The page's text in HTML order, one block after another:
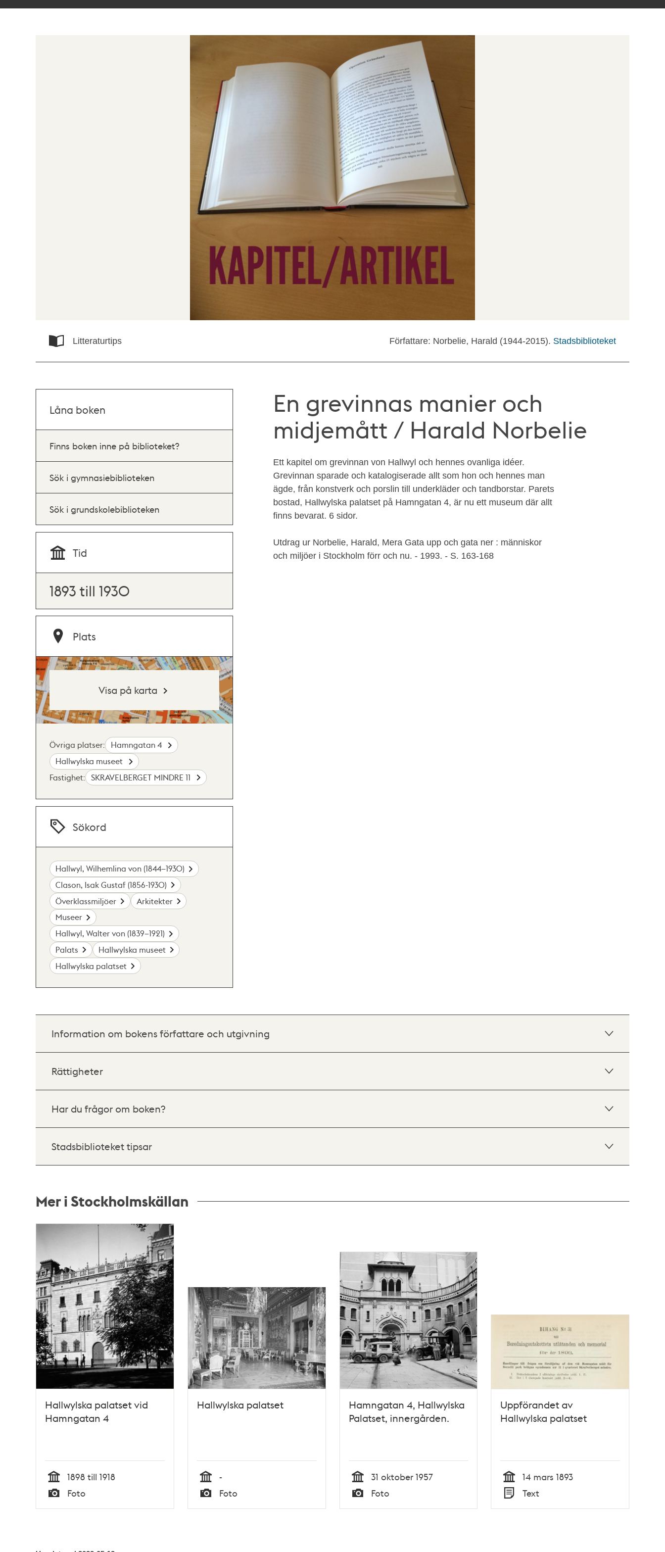
Litteraturtips Författare: Norbelie, Harald (1944-2015). Stadsbiblioteket
En grevinnas manier och
midjemått / Harald Norbelie
Ett kapitel om grevinnan von Hallwyl och hennes ovanliga idéer.
Grevinnan sparade och katalogiserade allt som hon och hennes man
ägde, från konstverk och porslin till underkläder och tandborstar. Parets
bostad, Hallwylska palatset på Hamngatan 4, är nu ett museum där allt
finns bevarat. 6 sidor.
Utdrag ur Norbelie, Harald, Mera Gata upp och gata ner : människor
och miljöer i Stockholm förr och nu. - 1993. - S. 163-168
Låna boken
Finns boken inne på biblioteket?
Sök i gymnasiebiblioteken
Sök i grundskolebiblioteken
Tid
1893 till 1930
Plats
Visa på karta
Övriga platser:
Hamngatan 4
Hallwylska museet
Fastighet:
SKRAVELBERGET MINDRE 11
Sökord
Hallwyl, Wilhemlina von (1844–1930)
Clason, Isak Gustaf (1856-1930)
Överklassmiljöer
Arkitekter
Museer
Hallwyl, Walter von (1839–1921)
Palats
Hallwylska museet
Hallwylska palatset
Information om bokens författare och utgivning
Rättigheter
Har du frågor om boken?
Stadsbiblioteket tipsar
Mer i Stockholmskällan
teman
Hallwylska palatset vid
Hamngatan 4
Tid
1898 till 1918
Typ
Foto
Hallwylska palatset
Tid
-
Typ
Foto
Hamngatan 4, Hallwylska
Palatset, innergården.
Tid
31 oktober 1957
Typ
Foto
Uppförandet av
Hallwylska palatset
Tid
14 mars 1893
Typ
Text